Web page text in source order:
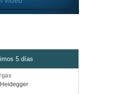
5 días